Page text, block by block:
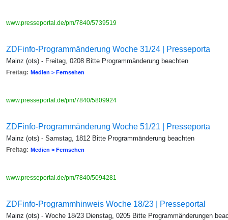
www.presseportal.de/pm/7840/5739519
ZDFinfo-Programmänderung Woche 31/24 | Presseporta
Mainz (ots) - Freitag, 0208 Bitte Programmänderung beachten
Freitag: Medien > Fernsehen
www.presseportal.de/pm/7840/5809924
ZDFinfo-Programmänderung Woche 51/21 | Presseporta
Mainz (ots) - Samstag, 1812 Bitte Programmänderung beachten
Freitag: Medien > Fernsehen
www.presseportal.de/pm/7840/5094281
ZDFinfo-Programmhinweis Woche 18/23 | Presseportal
Mainz (ots) - Woche 18/23 Dienstag, 0205 Bitte Programmänderungen